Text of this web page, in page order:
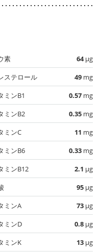
素 64µg
ステロール
49 mg
ミンB1
0.57 mg
ミンB2
0.35 mg
ミンC
11 mg
ミンB6
0.33 mg
ミンB12
2.1 µg
95 µg
ミンA
73 µg
ミンD
0.8 µg
ミンK
13 µg